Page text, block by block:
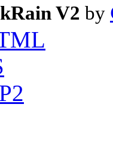
V2 by